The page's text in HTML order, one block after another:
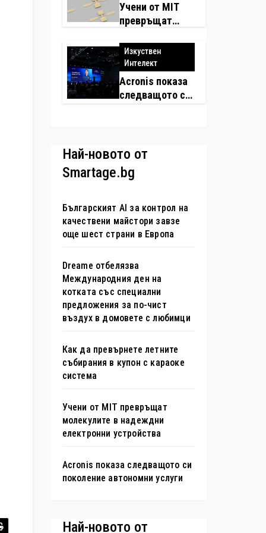
Учени от MIT
превръщат
надеждни
електронни
устройства
Изкуствен
Интелект
Acronis показа
следващото си
Най-новото от
Smartage.bg
Българският AI за контрол на
качествени майстори завзе
още шест страни в Европа
Dreame отбелязва
Международния ден на
котката със специални
предложения за по-чист
въздух в домовете с любимци
Как да превърнете летните
събирания в купон с караоке
система
Учени от MIT превръщат
молекулите в надеждни
електронни устройства
Acronis показа следващото си
поколение автономни услуги
Най-новото от